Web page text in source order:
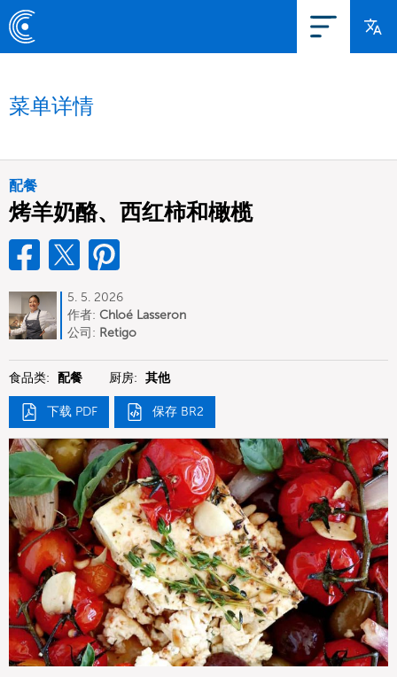
菜单详情
配餐
烤羊奶酪、西红柿和橄榄
5. 5. 2026
作者: Chloé Lasseron
公司: Retigo
食品类: 配餐 厨房: 其他
下载 PDF 保存 BR2